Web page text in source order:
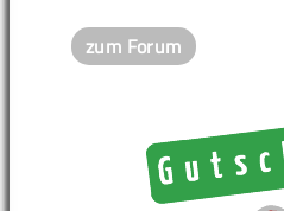
zum Forum